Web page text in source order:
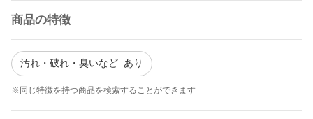
商品の特徴
汚れ・破れ・臭いなど: あり
※同じ特徴を持つ商品を検索することができます